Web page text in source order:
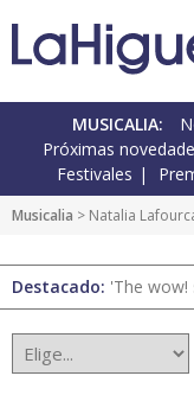
MUSICALIA:
Próximas
Festivales
Musicalia > Natalia
Destacado: 'The wow!